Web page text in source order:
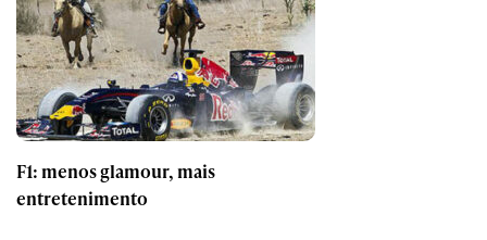
F1: menos glamour, mais
entretenimento